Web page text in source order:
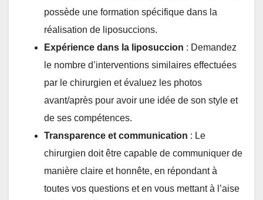
possède une formation spécifique dans la
réalisation de liposuccions.
Expérience dans la liposuccion : Demandez
le nombre d’interventions similaires effectuées
par le chirurgien et évaluez les photos
avant/après pour avoir une idée de son style et
de ses compétences.
Transparence et communication : Le
chirurgien doit être capable de communiquer de
manière claire et honnête, en répondant à
toutes vos questions et en vous mettant à l’aise